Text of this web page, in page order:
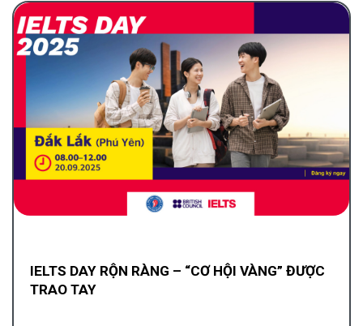
IELTS DAY RỘN RÀNG – “CƠ HỘI VÀNG” ĐƯỢC
TRAO TAY